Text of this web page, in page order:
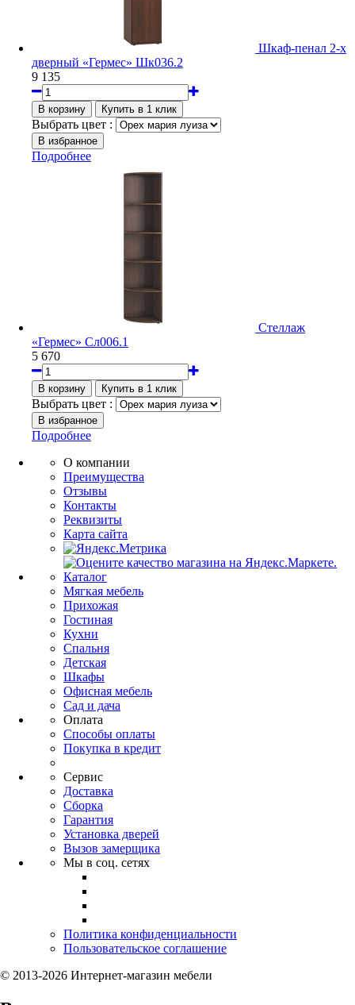
Шкаф-пенал 2-х
дверный «Гермес» Шк036.2
9 135
Выбрать цвет :
Подробнее
Стеллаж
«Гермес» Сл006.1
5 670
Выбрать цвет :
Подробнее
О компании
Преимущества
Отзывы
Контакты
Реквизиты
Карта сайта
Каталог
Мягкая мебель
Прихожая
Гостиная
Кухни
Спальня
Детская
Шкафы
Офисная мебель
Сад и дача
Оплата
Способы оплаты
Покупка в кредит
Сервис
Доставка
Сборка
Гарантия
Установка дверей
Вызов замерщика
Мы в соц. сетях
Политика конфиденциальности
Пользовательское соглашение
© 2013-2026 Интернет-магазин мебели